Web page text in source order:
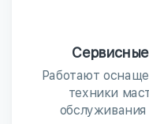
Работают
техники